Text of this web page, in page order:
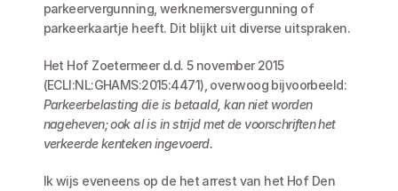
parkeervergunning, werknemersvergunning of
parkeerkaartje heeft. Dit blijkt uit diverse uitspraken.
Het Hof Zoetermeer d.d. 5 november 2015
Parkeerbelasting die is betaald, kan niet worden
nageheven; ook al is in strijd met de voorschriften het
verkeerde kenteken ingevoerd.
Ik wijs eveneens op de het arrest van het Hof Den